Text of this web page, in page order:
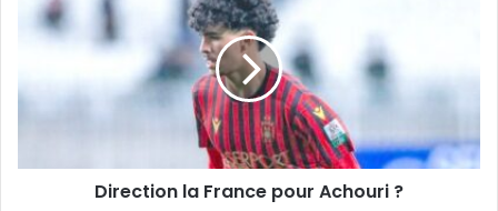
France
Direction la France pour Achouri ?